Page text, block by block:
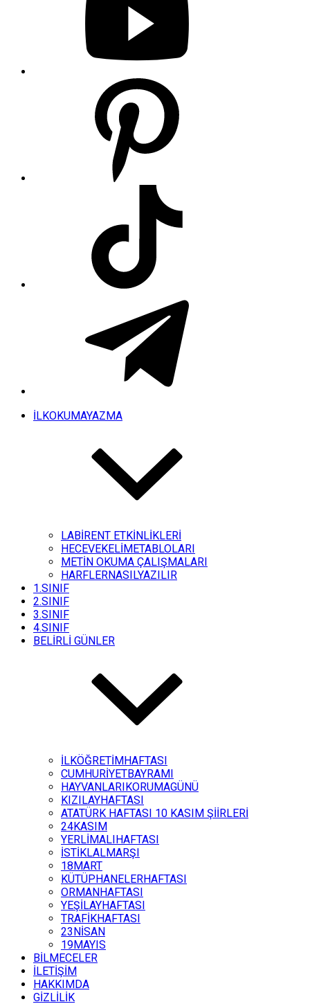
İLKOKUMAYAZMA
LABİRENT ETKİNLİKLERİ
HECEVEKELİMETABLOLARI
METİN OKUMA ÇALIŞMALARI
HARFLERNASILYAZILIR
1.SINIF
2.SINIF
3.SINIF
4.SINIF
BELİRLİ GÜNLER
İLKÖĞRETİMHAFTASI
CUMHURİYETBAYRAMI
HAYVANLARIKORUMAGÜNÜ
KIZILAYHAFTASI
ATATÜRK HAFTASI 10 KASIM ŞİİRLERİ
24KASIM
YERLİMALIHAFTASI
İSTİKLALMARŞI
18MART
KÜTÜPHANELERHAFTASI
ORMANHAFTASI
YEŞİLAYHAFTASI
TRAFİKHAFTASI
23NİSAN
19MAYIS
BİLMECELER
İLETİŞİM
HAKKIMDA
GİZLİLİK